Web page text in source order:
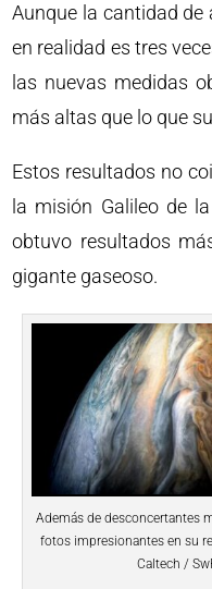
Aunque la cantidad de
en realidad es tres
las nuevas medidas
más altas que lo que
Estos resultados no
la misión Galileo de
obtuvo resultados
gigante gaseoso.
Además de desconcertantes
fotos impresionantes en su
Caltech /